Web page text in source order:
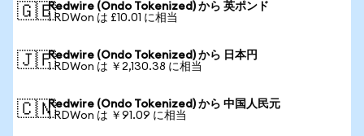
🇬🇧Redwire (Ondo Tokenized) から 英ポンド
1 RDWon は £10.01 に相当
🇯🇵Redwire (Ondo Tokenized) から 日本円
1 RDWon は ￥2,130.38 に相当
🇨🇳Redwire (Ondo Tokenized) から 中国人民元
1 RDWon は ￥91.09 に相当